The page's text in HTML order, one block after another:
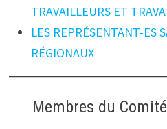
TRAVAILLEURS ET
LES REPRÉSENTANT-ES
RÉGIONAUX
Membres du